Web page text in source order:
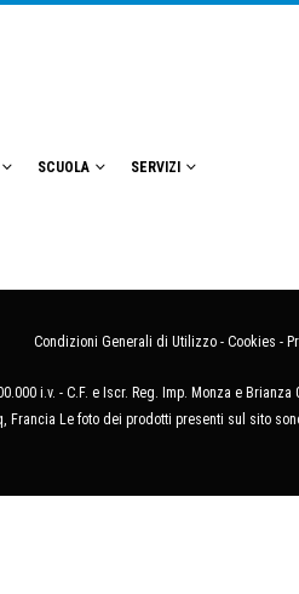
SCUOLA SERVIZI
Condizioni Generali di Utilizzo - Cookies -
i.v. - C.F. e Iscr. Reg. Imp. Monza e
Francia Le foto dei prodotti presenti sul sito